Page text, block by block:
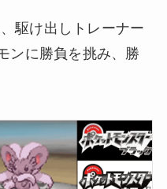
駆け出しトレーナー
ンに勝負を挑み、勝